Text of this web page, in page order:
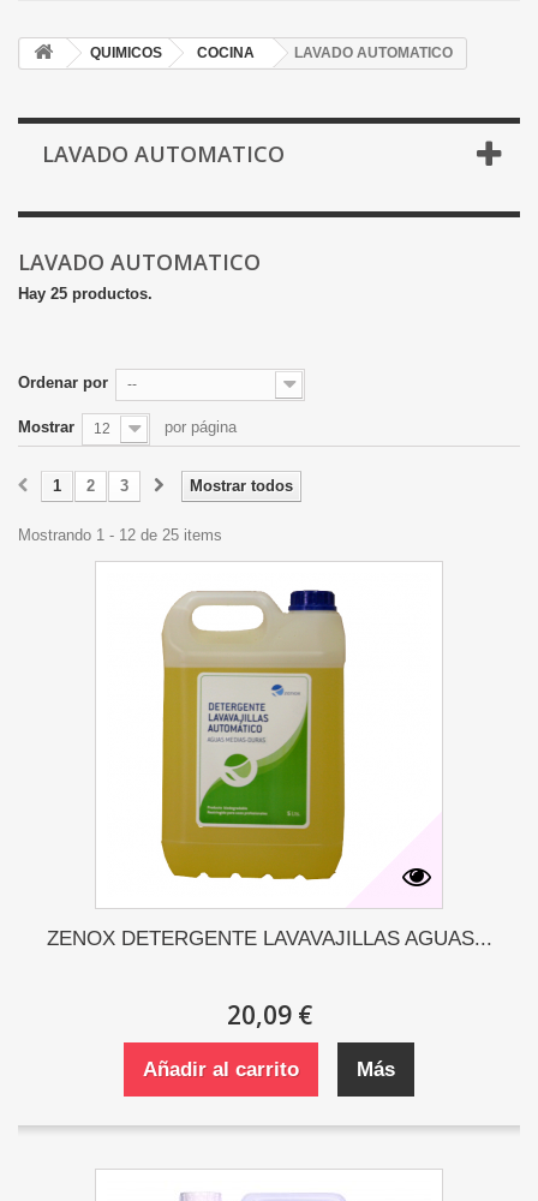
QUIMICOS COCINA LAVADO AUTOMATICO
LAVADO AUTOMATICO
LAVADO AUTOMATICO
Hay 25 productos.
Ordenar por --
Mostrar 12 por página
Mostrar todos
1 2 3
Mostrando 1 - 12 de 25 items
ZENOX DETERGENTE LAVAVAJILLAS AGUAS...
20,09 €
Añadir al carrito Más